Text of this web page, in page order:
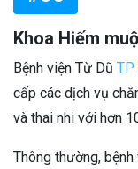
Khoa Hiếm
Bệnh viện Từ Dũ TP
cấp các dịch vụ
và thai nhi với hơn
Thông thường,